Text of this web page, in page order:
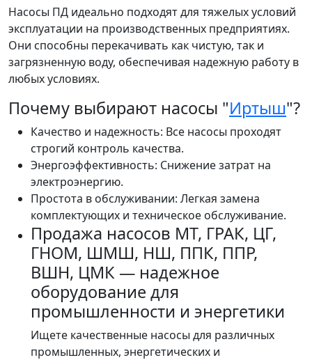
Насосы ПД идеально подходят для тяжелых условий
эксплуатации на производственных предприятиях.
Они способны перекачивать как чистую, так и
загрязненную воду, обеспечивая надежную работу в
любых условиях.
Почему выбирают насосы "Иртыш"?
Качество и надежность: Все насосы проходят
строгий контроль качества.
Энергоэффективность: Снижение затрат на
электроэнергию.
Простота в обслуживании: Легкая замена
комплектующих и техническое обслуживание.
Продажа насосов МТ, ГРАК, ЦГ,
ГНОМ, ШМШ, НШ, ППК, ППР,
ВШН, ЦМК — надежное
оборудование для
промышленности и энергетики
Ищете качественные насосы для различных
промышленных, энергетических и